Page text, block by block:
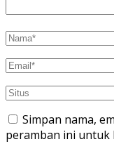
Simpan nama,
peramban ini untuk